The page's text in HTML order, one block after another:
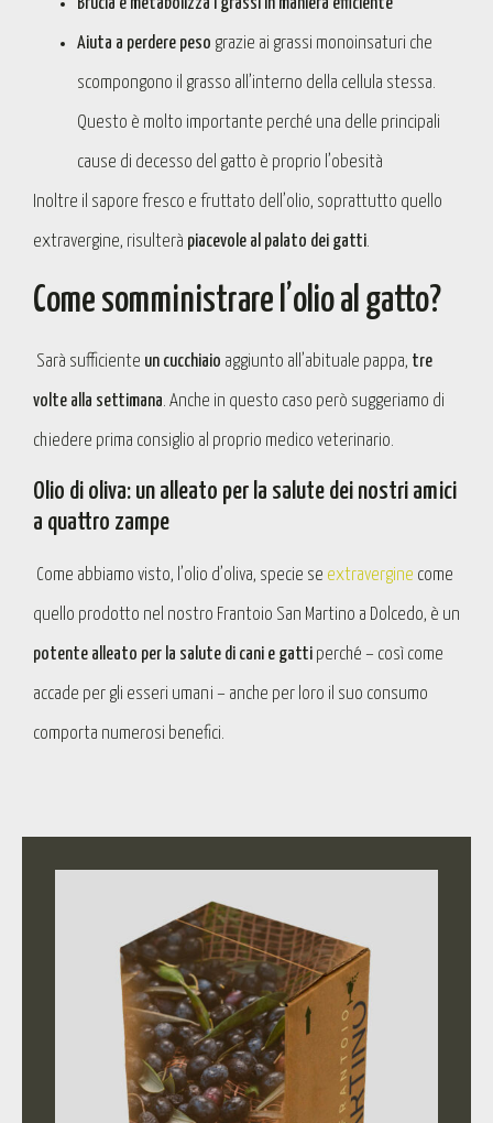
Brucia e metabolizza i grassi in maniera efficiente
Aiuta a perdere peso grazie ai grassi monoinsaturi che
scompongono il grasso all’interno della cellula stessa.
Questo è molto importante perché una delle principali
cause di decesso del gatto è proprio l’obesità
Inoltre il sapore fresco e fruttato dell’olio, soprattutto quello
extravergine, risulterà piacevole al palato dei gatti.
Come somministrare l’olio al gatto?
Sarà sufficiente un cucchiaio aggiunto all’abituale pappa, tre
volte alla settimana. Anche in questo caso però suggeriamo di
chiedere prima consiglio al proprio medico veterinario.
Olio di oliva: un alleato per la salute dei nostri amici
a quattro zampe
Come abbiamo visto, l’olio d’oliva, specie se extravergine come
quello prodotto nel nostro Frantoio San Martino a Dolcedo, è un
potente alleato per la salute di cani e gatti perché – così come
accade per gli esseri umani – anche per loro il suo consumo
comporta numerosi benefici.